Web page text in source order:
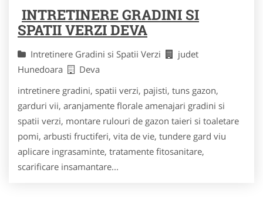
INTRETINERE GRADINI SI
SPATII VERZI DEVA
Intretinere Gradini si Spatii Verzi
judet
Hunedoara
Deva
intretinere gradini, spatii verzi, pajisti, tuns gazon,
garduri vii, aranjamente florale amenajari gradini si
spatii verzi, montare rulouri de gazon taieri si toaletare
pomi, arbusti fructiferi, vita de vie, tundere gard viu
aplicare ingrasaminte, tratamente fitosanitare,
scarificare insamantare...